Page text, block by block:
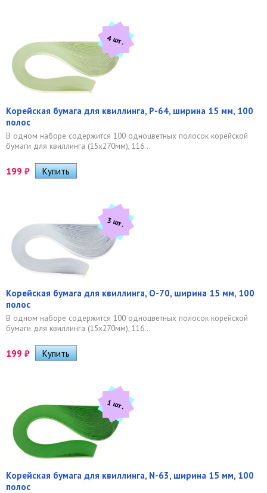
4 шт.
Корейская бумага для квиллинга, P-64, ширина 15 мм, 100
полос
В одном наборе содержится 100 одноцветных полосок корейской
бумаги для квиллинга (15х270мм), 116...
199 ₽
3 шт.
Корейская бумага для квиллинга, O-70, ширина 15 мм, 100
полос
В одном наборе содержится 100 одноцветных полосок корейской
бумаги для квиллинга (15х270мм), 116...
199 ₽
1 шт.
Корейская бумага для квиллинга, N-63, ширина 15 мм, 100
полос